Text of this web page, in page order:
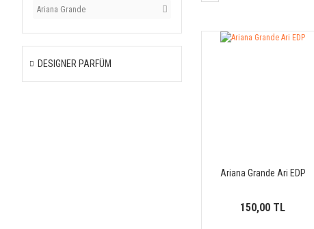
Ariana Grande
DESIGNER PARFÜM
Ariana Grande Ari EDP
150,00 TL